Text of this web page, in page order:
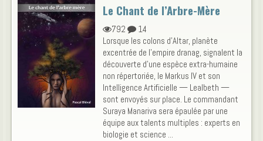
Le Chant de l’Arbre-Mère
792
14
Lorsque les colons d’Altar, planète
excentrée de l’empire dranag, signalent la
découverte d’une espèce extra-humaine
non répertoriée, le Markus IV et son
Intelligence Artificielle — Lealbeth —
sont envoyés sur place. Le commandant
Suraya Manariva sera épaulée par une
équipe aux talents multiples : experts en
biologie et science ...